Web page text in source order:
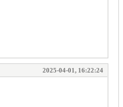
2025-04-01, 16:22:24